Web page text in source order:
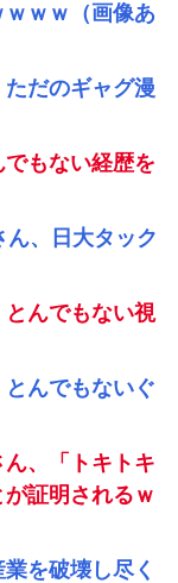
ｗｗ（画像あ
ただのギャグ漫
でもない経歴を
ん、日大タック
とんでもない視
とんでもないぐ
ん、「トキトキ
証明されるｗ
を破壊し尽く